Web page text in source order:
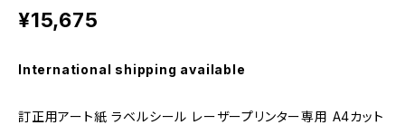
¥15,675
International shipping available
訂正用アート紙 ラベルシール レーザープリンター専用 A4カット